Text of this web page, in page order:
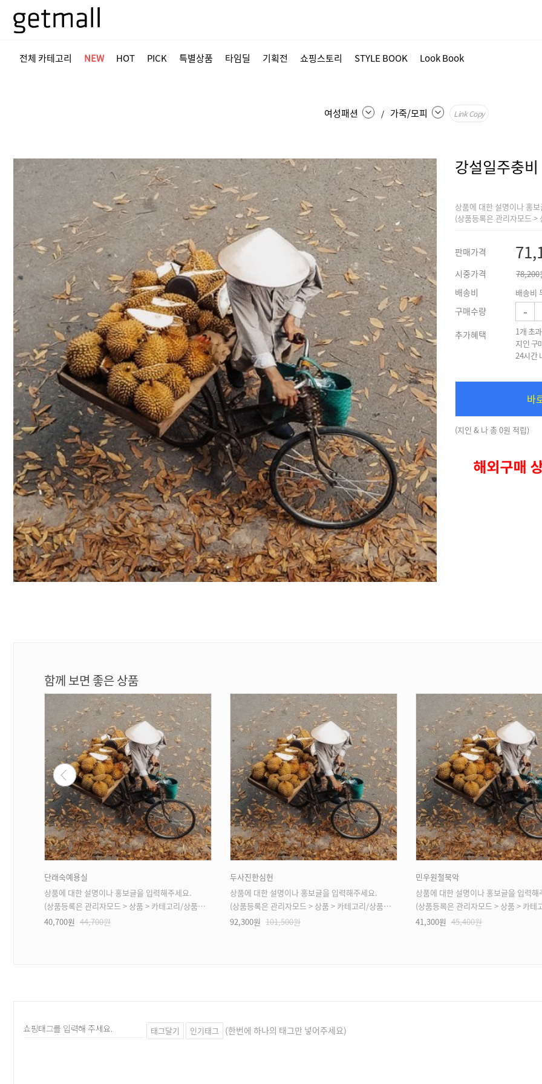
전체 카테고리 NEW HOT PICK 특별상품 타임딜 기획전 쇼핑스토리 STYLE BOOK Look Book
여성패션 / 가죽/모피 Link Copy
강설일주충비
상품에 대한 설명이나 홍
(상품등록은 관리자모드
판매가격
시중가격 78,200
배송비 배송비
구매수량 -
추가혜택
1개 초
지인 구
24시간
바
(지인 & 나 총 0원 적립)
함께 보면 좋은 상품
단래숙예용실
상품에 대한 설명이나 홍보글을 입력해주세요.
(상품등록은 관리자모드 > 상품 > 카테고리/상품관리 > 상품등록 가능)
44,700원
40,700원
두사진한심헌
상품에 대한 설명이나 홍보글을 입력해주세요.
(상품등록은 관리자모드 > 상품 > 카테고리/상품관리 > 상품등록 가능)
101,500원
92,300원
민우원철묵악
상품에 대한 설명이나 홍보글을 입력해
(상품등록은 관리자모드 > 상품 > 카테고리/상품관리 >
45,400원
41,300원
태그달기 인기태그 (한번에 하나의 태그만 넣어주세요)